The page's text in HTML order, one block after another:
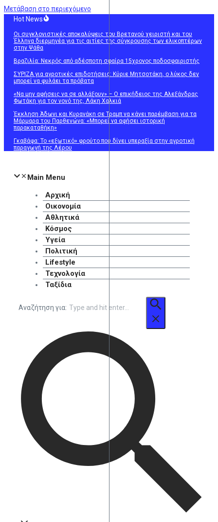
Μετάβαση στο περιεχόμενο
Hot News
Οι συγκλονιστικές αποκαλύψεις του Βρετανού χειριστή και του
Έλληνα διερμηνέα για τις αιτίες της σύγκρουσης των ελικοπτέρων
στην Ψάθα
Βραζιλία: Νεκρός από αδέσποτη σφαίρα 15χρονος ποδοσφαιριστής
ΣΥΡΙΖΑ για αγροτικές επιδοτήσεις: Κύριε Μητσοτάκη, ο λύκος δεν
μπορεί να φυλάει τα πρόβατα
«Να μην αφήσεις να σε αλλάξουν» – Ο επικήδειος της Αλεξάνδρας
Φωτάκη για τον νονό της, Λάκη Χαλκιά
Έκκληση Άδωνι και Κυρανάκη σε Τραμπ να κάνει παρέμβαση για τα
Μάρμαρα του Παρθενώνα: «Μπορεί να αφήσει ιστορική
παρακαταθήκη»
Γκαβάφα: Το «εξωτικό» φρούτο που δίνει υπεραξία στην αγροτική
παραγωγή της Λέρου
Main Menu
Αρχική
Οικονομία
Αθλητικά
Κόσμος
Υγεία
Πολιτική
Lifestyle
Τεχνολογία
Ταξίδια
Αναζήτηση για: